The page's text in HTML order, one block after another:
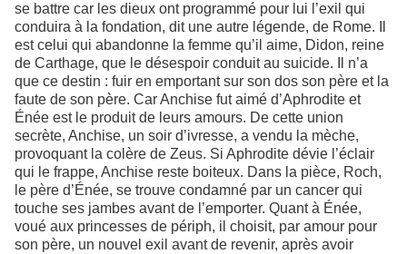
se battre car les dieux ont programmé pour lui l’exil qui
conduira à la fondation, dit une autre légende, de Rome. Il
est celui qui abandonne la femme qu’il aime, Didon, reine
de Carthage, que le désespoir conduit au suicide. Il n’a
que ce destin : fuir en emportant sur son dos son père et la
faute de son père. Car Anchise fut aimé d’Aphrodite et
Énée est le produit de leurs amours. De cette union
secrète, Anchise, un soir d’ivresse, a vendu la mèche,
provoquant la colère de Zeus. Si Aphrodite dévie l’éclair
qui le frappe, Anchise reste boiteux. Dans la pièce, Roch,
le père d’Énée, se trouve condamné par un cancer qui
touche ses jambes avant de l’emporter. Quant à Énée,
voué aux princesses de périph, il choisit, par amour pour
son père, un nouvel exil avant de revenir, après avoir